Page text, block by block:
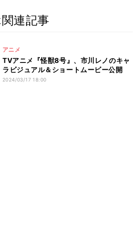
連記事
アニメ
TVアニメ『怪獣8号』、市川レノのキャ
ラビジュアル＆ショートムービー公開
2024/03/17 18:00